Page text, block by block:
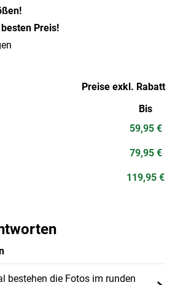
besten Preis!
bestehen die Fotos im runden
Preise exkl. Rabatt
Bis
59,95 €
79,95 €
119,95 €